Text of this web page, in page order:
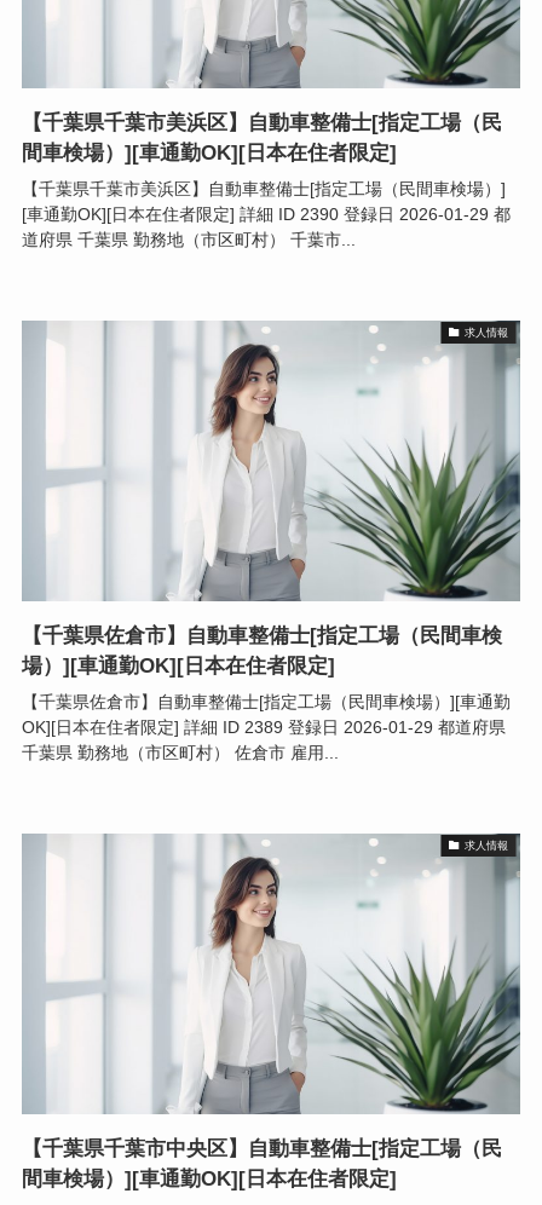
【千葉県千葉市美浜区】自動車整備士[指定工場（民
間車検場）][車通勤OK][日本在住者限定]
【千葉県千葉市美浜区】自動車整備士[指定工場（民間車検場）]
[車通勤OK][日本在住者限定] 詳細 ID 2390 登録日 2026-01-29 都
道府県 千葉県 勤務地（市区町村） 千葉市...
求人情報
【千葉県佐倉市】自動車整備士[指定工場（民間車検
場）][車通勤OK][日本在住者限定]
【千葉県佐倉市】自動車整備士[指定工場（民間車検場）][車通勤
OK][日本在住者限定] 詳細 ID 2389 登録日 2026-01-29 都道府県
千葉県 勤務地（市区町村） 佐倉市 雇用...
求人情報
【千葉県千葉市中央区】自動車整備士[指定工場（民
間車検場）][車通勤OK][日本在住者限定]